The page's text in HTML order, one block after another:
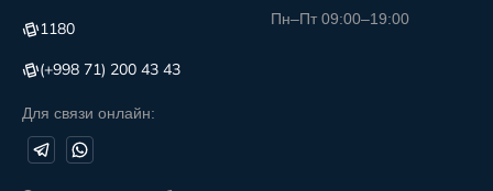
1180
(+998 71) 200 43 43
Для связи онлайн:
Пн–Пт 09:00–19:00